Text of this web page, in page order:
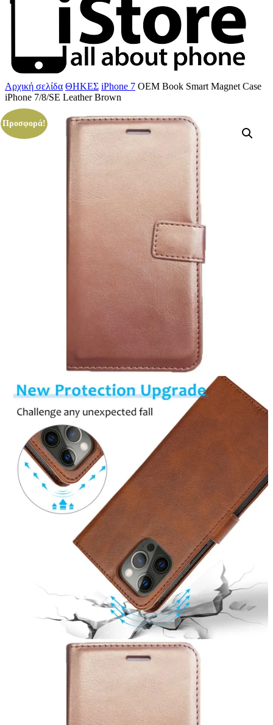
Αρχική σελίδα ΘΗΚΕΣ iPhone 7 OEM Book Smart Magnet Case
iPhone 7/8/SE Leather Brown
Προσφορά!